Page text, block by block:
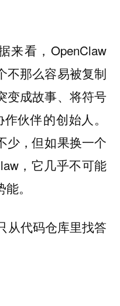
来看，OpenClaw
不那么容易被复制
变成故事、将符号
伙伴的创始人。
少，但如果换一个
，它几乎不可能
。
从代码仓库里找答